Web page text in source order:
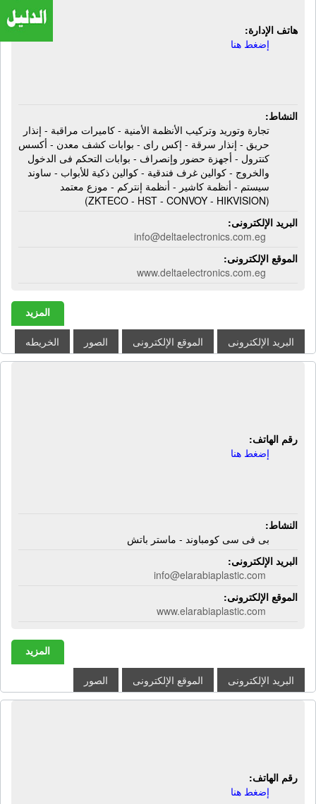
هاتف الإدارة:
إضغط هنا
النشاط:
تجارة وتوريد وتركيب الأنظمة الأمنية - كاميرات مراقبة - إنذار
حريق - إنذار سرقة - إكس راى - بوابات كشف معدن - أكسس
كنترول - أجهزة حضور وإنصراف - بوابات التحكم فى الدخول
والخروج - كوالين غرف فندقية - كوالين ذكية للأبواب - ساوند
سيستم - أنظمة كاشير - أنظمة إنتركم - موزع معتمد
(ZKTECO - HST - CONVOY - HIKVISION)
البريد الإلكترونى:
info@deltaelectronics.com.eg
الموقع الإلكترونى:
www.deltaelectronics.com.eg
المزيد
البريد الإلكترونى الموقع الإلكترونى الصور الخريطه
رقم الهاتف:
إضغط هنا
النشاط:
بى فى سى كومباوند - ماستر باتش
البريد الإلكترونى:
info@elarabiaplastic.com
الموقع الإلكترونى:
www.elarabiaplastic.com
المزيد
البريد الإلكترونى الموقع الإلكترونى الصور
رقم الهاتف:
إضغط هنا